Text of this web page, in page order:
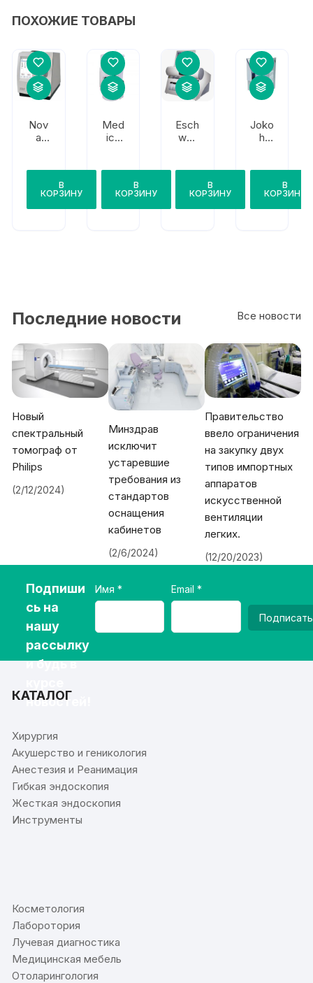
ПОХОЖИЕ ТОВАРЫ
Nov
a
рНО
x
Plus
В
КОРЗИНУ
Med
ica
Easy
Lyte
Expa
nd
В
КОРЗИНУ
Esch
weil
Pro
В
КОРЗИНУ
Joko
h
В
КОРЗИНУ
Все новости
Последние новости
Новый
спектральный
томограф от
Philips
(2/12/2024)
Минздрав
исключит
устаревшие
требования из
стандартов
оснащения
кабинетов
(2/6/2024)
Правительство
ввело ограничения
на закупку двух
типов импортных
аппаратов
искусственной
вентиляции
легких.
(12/20/2023)
Подпиши
сь на
нашу
рассылку
и будь в
новостей!
Имя Email
КАТАЛОГ
Хирургия
Акушерство и геникология
Анестезия и Реанимация
Гибкая эндоскопия
Жесткая эндоскопия
Инструменты
Косметология
Лаборотория
Лучевая диагностика
Медицинская мебель
Отоларингология